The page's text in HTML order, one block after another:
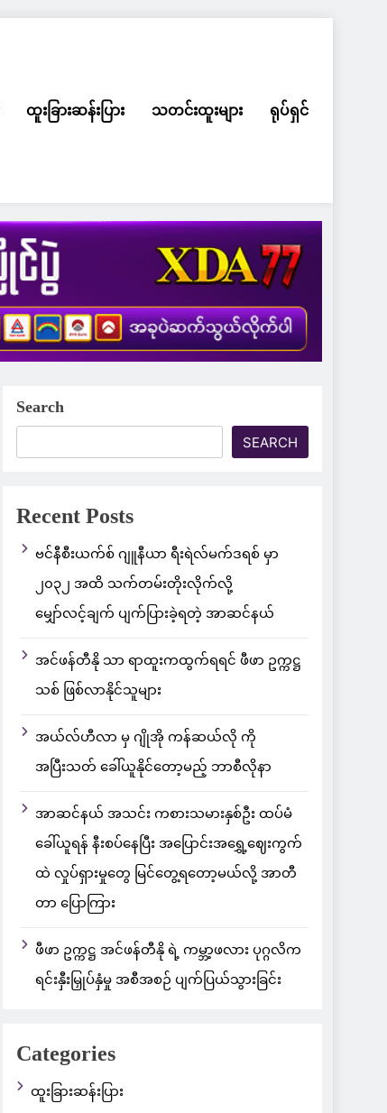
ထူးခြားဆန်းပြား သတင်းထူးများ ရုပ်ရှင်
Search
SEARCH
Recent Posts
ဗင်နီစီးယက်စ် ဂျူနီယာ ရီးရဲလ်မက်ဒရစ် မှာ
၂၀၃၂ အထိ သက်တမ်းတိုးလိုက်လို့
မျှော်လင့်ချက် ပျက်ပြားခဲ့ရတဲ့ အာဆင်နယ်
အင်ဖန်တီနို သာ ရာထူးကထွက်ရရင် ဖီဖာ ဥက္ကဋ္ဌ
သစ် ဖြစ်လာနိုင်သူများ
အယ်လ်ဟီလာ မှ ဂျိုအို ကန်ဆယ်လို ကို
အပြီးသတ် ခေါ်ယူနိုင်တော့မည့် ဘာစီလိုနာ
အာဆင်နယ် အသင်း ကစားသမားနှစ်ဦး ထပ်မံ
ခေါ်ယူရန် နီးစပ်နေပြီး အပြောင်းအရွှေ့ဈေးကွက်
ထဲ လှုပ်ရှားမှုတွေ မြင်တွေ့ရတော့မယ်လို့ အာတီ
တာ ပြောကြား
ဖီဖာ ဥက္ကဋ္ဌ အင်ဖန်တီနို ရဲ့ ကမ္ဘာ့ဖလား ပုဂ္ဂလိက
ရင်းနှီးမြှုပ်နှံမှု အစီအစဉ် ပျက်ပြယ်သွားခြင်း
Categories
ထူးခြားဆန်းပြား